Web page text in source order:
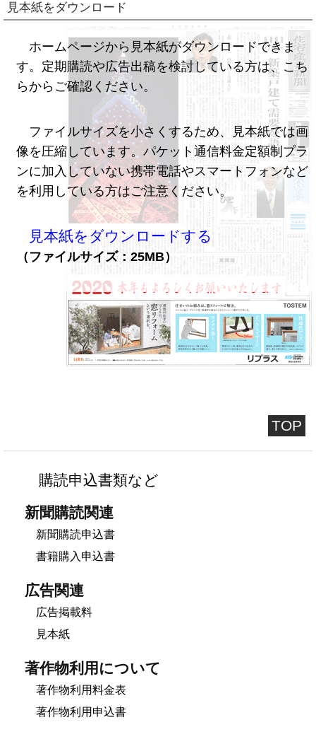
見本紙をダウンロード
ホームページから見本紙がダウンロードできま
す。定期購読や広告出稿を検討している方は、こち
らからご確認ください。
ファイルサイズを小さくするため、見本紙では画
像を圧縮しています。パケット通信料金定額制プラ
ンに加入していない携帯電話やスマートフォンなど
を利用している方はご注意ください。
見本紙をダウンロードする
（ファイルサイズ：25MB）
TOP
購読申込書類など
新聞購読関連
新聞購読申込書
書籍購入申込書
広告関連
広告掲載料
見本紙
著作物利用について
著作物利用料金表
著作物利用申込書